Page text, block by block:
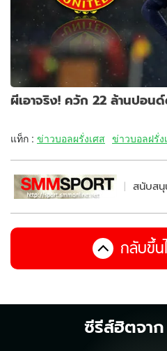
ผีเอาจริง! ควัก 22 ล้านปอน
แท็ก : ข่าวบอลผรั่งเศส ข่าวบอลฝรั่ง
สนับสนุ
กลับขึ้น
ซีรีส์ฮิตจาก